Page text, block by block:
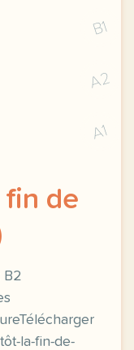
B1
A2
A1
fin de
B2
la-fin-de-